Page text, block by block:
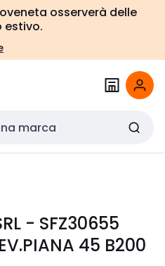
osserverà delle
estivo.
- SFZ30655
45 B200